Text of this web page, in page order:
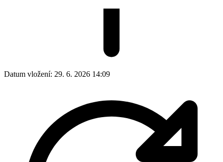
Datum vložení: 29. 6. 2026 14:09